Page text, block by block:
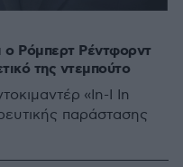
ο Ρόμπερτ Ρέντφορντ
της ντεμπούτο
«In-I In
παράστασης